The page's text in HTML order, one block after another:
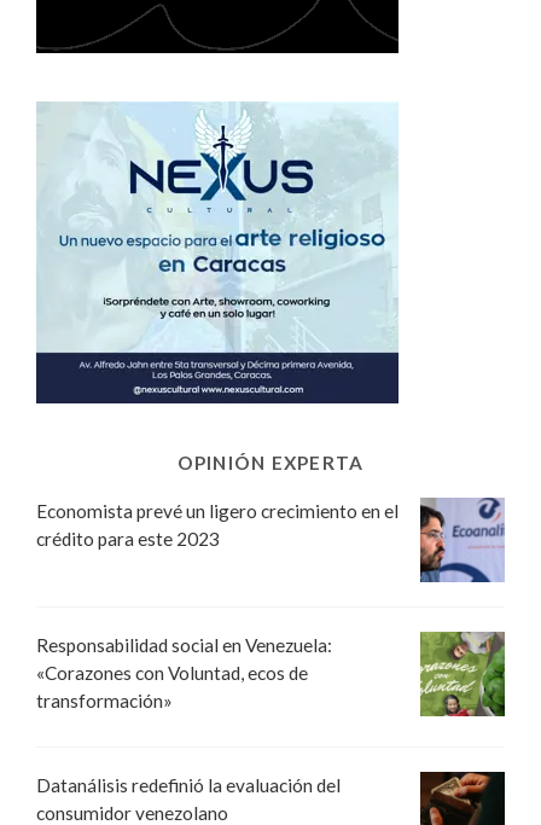
OPINIÓN EXPERTA
Economista prevé un ligero crecimiento en el
crédito para este 2023
Responsabilidad social en Venezuela:
«Corazones con Voluntad, ecos de
transformación»
Datanálisis redefinió la evaluación del
consumidor venezolano